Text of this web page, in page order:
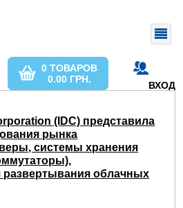
ВХОД
0 ТОВАРОВ
0.00 ГРН.
(IDC) представила
рынка
системы хранения
развертывания облачных